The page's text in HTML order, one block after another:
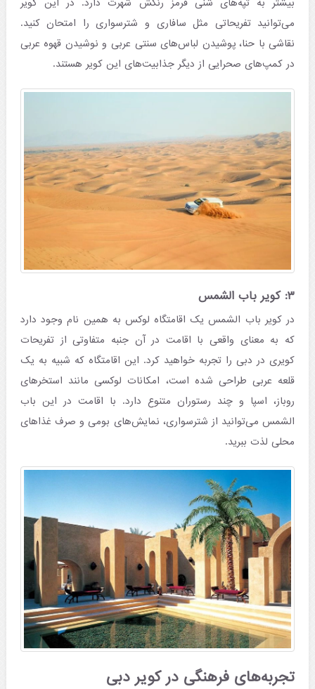
می‌توانید تفریحاتی مثل سافاری و شترسواری را امتحان کنید.
نقاشی با حنا، پوشیدن لباس‌های سنتی عربی و نوشیدن قهوه عربی
در کمپ‌های صحرایی از دیگر جذابیت‌های این کویر هستند. ​
۳: کویر باب الشمس
در کویر باب الشمس یک اقامتگاه لوکس به همین نام وجود دارد
که به معنای واقعی با اقامت در آن جنبه متفاوتی از تفریحات
کویری در دبی را تجربه خواهید کرد. این اقامتگاه که شبیه به یک
قلعه عربی طراحی شده است، امکانات لوکسی مانند استخرهای
روباز، اسپا و چند رستوران متنوع دارد. با اقامت در این باب
الشمس می‌توانید از شترسواری، نمایش‌های بومی و صرف غذاهای
محلی لذت ببرید. ​
تجربه‌های فرهنگی در کویر دبی